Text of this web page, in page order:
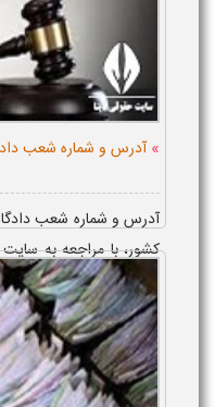
»آدرس و شماره شعب
آدرس و شماره شعب
سامانه ...